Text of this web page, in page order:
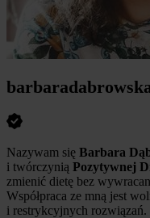
Nazywam się Barbara
i twórczynią Pozytywnej
zmienić dietę bez
Współpraca ze mną jest
i restrykcyjnych